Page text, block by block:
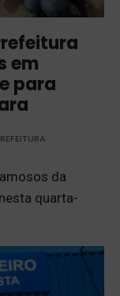
em
para
da
quarta-